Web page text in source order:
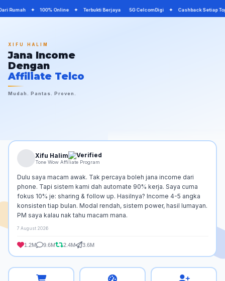
Rumah ✦ 100% Online ✦ Terbukti Berjaya 5G CelcomDigi ✦ Cashback
XIFU HALIM
Jana Income
Dengan
Affiliate Telco
Mudah. Pantas. Proven.
Xifu Halim
Tone Wow Affiliate Program
Dulu saya macam awak. Tak percaya boleh jana income dari
phone. Tapi sistem kami dah automate 90% kerja. Saya cuma
fokus 10% je: sharing & follow up. Hasilnya? Income 4-5 angka
konsisten tiap bulan. Modal rendah, sistem power, hasil lumayan.
PM saya kalau nak tahu macam mana.
7 August 2026
1.2M 9.6M 2.4M 3.6M